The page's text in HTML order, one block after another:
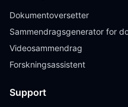
Dokumentoversetter
Sammendragsgenerator for
Videosammendrag
Forskningsassistent
Support